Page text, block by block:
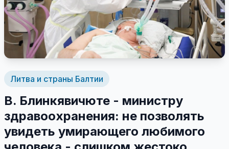
Литва и страны Балтии
В. Блинкявичюте - министру
здравоохранения: не позволять
увидеть умирающего любимого